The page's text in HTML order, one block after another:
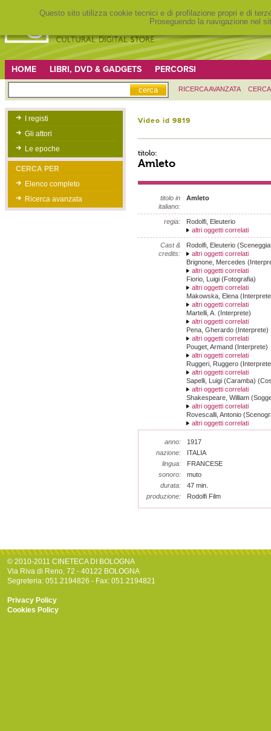
Questo sito utilizza cookie tecnici e di profilazione propri e di
Proseguendo la navigazione nel
HOME LIBRI, DVD & GADGETS PERCORSI
RICERCA AVANZATA
I registi
Gli attori
Le epoche
CERCA PER
Elenco completo
Ricerca avanzata
Video id 9819
titolo:
Amleto
titolo in
italiano:
Amleto
regia:
Rodolfi, Eleuterio
altri oggetti correlati
Cast &
credits:
Rodolfi, Eleuterio
altri oggetti correlati
Brignone, Mercedes
altri oggetti correlati
Fiorio, Luigi (Fotografia)
altri oggetti correlati
Makowska, Elena
altri oggetti correlati
Martelli, A. (Interprete)
altri oggetti correlati
Pena, Gherardo (Interprete)
altri oggetti correlati
Pouget, Armand (Interprete)
altri oggetti correlati
Ruggeri, Ruggero
altri oggetti correlati
Sapelli, Luigi (Caramba)
altri oggetti correlati
Shakespeare, William
altri oggetti correlati
Rovescalli, Antonio
altri oggetti correlati
anno:
1917
nazione:
ITALIA
lingua:
FRANCESE
sonoro:
muto
durata:
47 min.
produzione:
Rodolfi Film
© 2010-2011 CINETECA DI BOLOGNA
Via Riva di Reno, 72 - 40122 BOLOGNA
Segreteria: 051.2194826 - Fax: 051.2194821
Privacy Policy
Cookies Policy